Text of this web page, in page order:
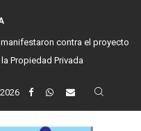
contra el proyecto
Propiedad Privada